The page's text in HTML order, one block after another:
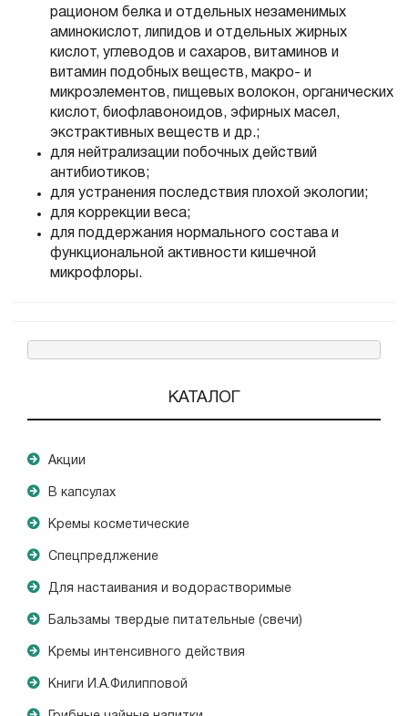
рационом белка и отдельных незаменимых
аминокислот, липидов и отдельных жирных
кислот, углеводов и сахаров, витаминов и
витамин подобных веществ, макро- и
микроэлементов, пищевых волокон, органических
кислот, биофлавоноидов, эфирных масел,
экстрактивных веществ и др.;
для нейтрализации побочных действий
антибиотиков;
для устранения последствия плохой экологии;
для коррекции веса;
для поддержания нормального состава и
функциональной активности кишечной
микрофлоры.
КАТАЛОГ
Акции
В капсулах
Кремы косметические
Спецпредлжение
Для настаивания и водорастворимые
Бальзамы твердые питательные (свечи)
Кремы интенсивного действия
Книги И.А.Филипповой